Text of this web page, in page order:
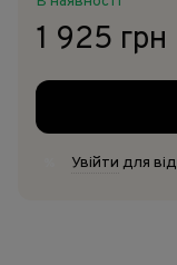
1 925 грн
Увійти для